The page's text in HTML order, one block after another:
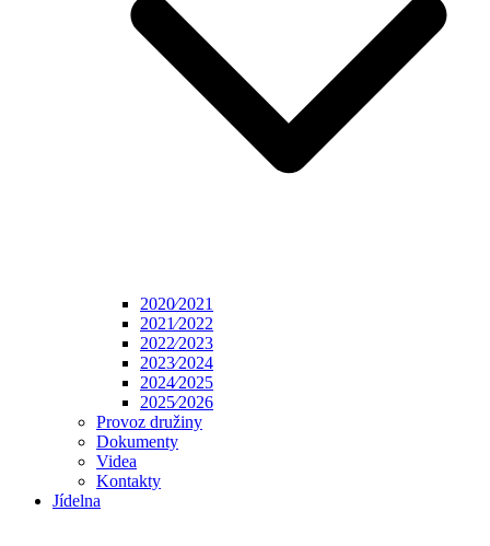
2020⁄2021
2021⁄2022
2022⁄2023
2023⁄2024
2024⁄2025
2025⁄2026
Provoz družiny
Dokumenty
Videa
Kontakty
Jídelna